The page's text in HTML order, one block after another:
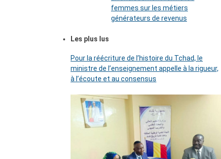
femmes sur les métiers
générateurs de revenus
Les plus lus
Pour la réécriture de l’histoire du Tchad, le
ministre de l’enseignement appelle à la rigueur,
à l’écoute et au consensus